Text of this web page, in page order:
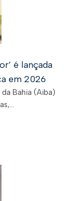
é lançada
em 2026
Bahia (Aiba)